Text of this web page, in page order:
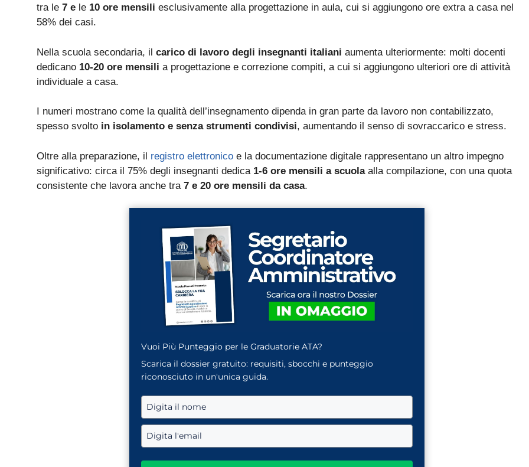
tra le 7 e le 10 ore mensili esclusivamente alla progettazione in aula, cui si aggiungono ore extra a casa nel
58% dei casi.
Nella scuola secondaria, il carico di lavoro degli insegnanti italiani aumenta ulteriormente: molti docenti
dedicano 10-20 ore mensili a progettazione e correzione compiti, a cui si aggiungono ulteriori ore di attività
individuale a casa.
I numeri mostrano come la qualità dell’insegnamento dipenda in gran parte da lavoro non contabilizzato,
spesso svolto in isolamento e senza strumenti condivisi, aumentando il senso di sovraccarico e stress.
Oltre alla preparazione, il registro elettronico e la documentazione digitale rappresentano un altro impegno
significativo: circa il 75% degli insegnanti dedica 1-6 ore mensili a scuolaalla compilazione, con una quota
consistente che lavora anche tra 7 e 20 ore mensili da casa.
Vuoi Più Punteggio per le Graduatorie ATA?
Scarica il dossier gratuito: requisiti, sbocchi e punteggio
riconosciuto in un'unica guida.
✓
I titoli che fanno punteggio (OSA, ASACOM, Segretario
Sì, voglio la guida omaggio